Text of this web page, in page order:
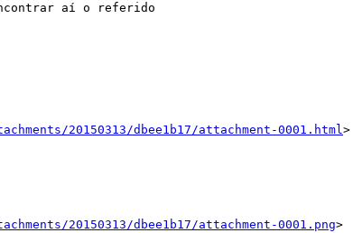
aí o referido
20150313/dbee1b17/attachment-0001.html>
20150313/dbee1b17/attachment-0001.png